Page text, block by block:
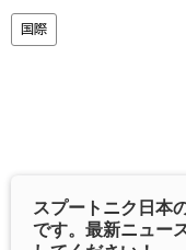
国際
スプートニク日本
です。最新ニュー